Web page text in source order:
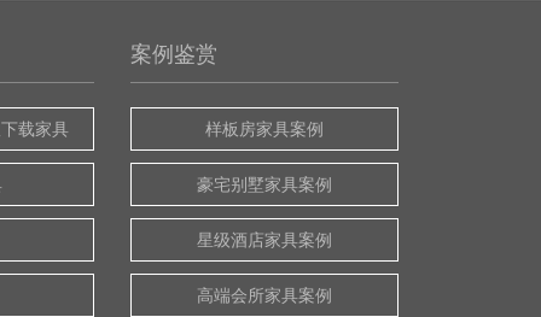
载家具
案例鉴赏
样板房家具案例
豪宅别墅家具案例
星级酒店家具案例
高端会所家具案例